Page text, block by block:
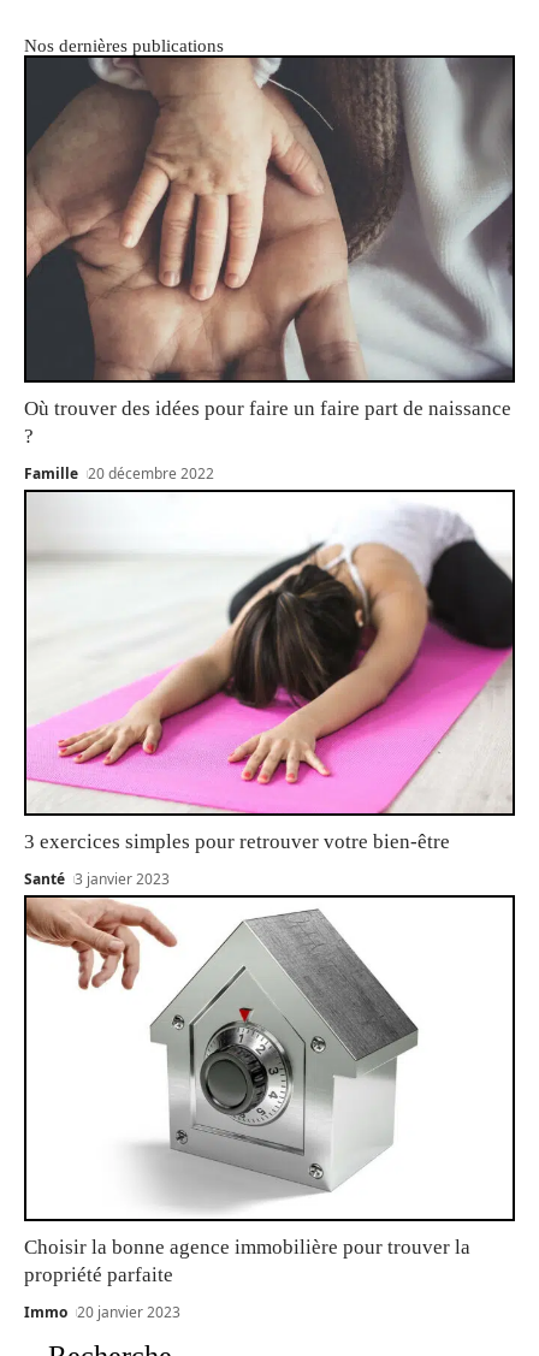
Nos dernières publications
Où trouver des idées pour faire un faire part de naissance
?
Famille 20 décembre 2022
3 exercices simples pour retrouver votre bien-être
Santé 3 janvier 2023
Choisir la bonne agence immobilière pour trouver la
propriété parfaite
Immo 20 janvier 2023